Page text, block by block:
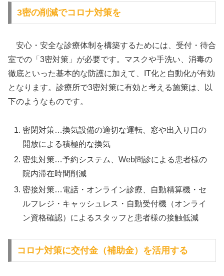
3密の削減でコロナ対策を
安心・安全な診療体制を構築するためには、受付・待合
室での「3密対策」が必要です。マスクや手洗い、消毒の
徹底といった基本的な防護に加えて、IT化と自動化が有効
となります。診療所で3密対策に有効と考える施策は、以
下のようなものです。
密閉対策…換気設備の適切な運転、窓や出入り口の
開放による積極的な換気
密集対策…予約システム、Web問診による患者様の
院内滞在時間削減
密接対策…電話・オンライン診療、自動精算機・セ
ルフレジ・キャッシュレス・自動受付機（オンライ
ン資格確認）によるスタッフと患者様の接触低減
コロナ対策に交付金（補助金）を活用する